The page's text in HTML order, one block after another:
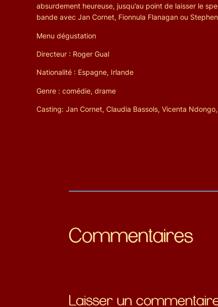
absurdement heureuse, jusqu’au point de laisser le
bande avec Jan Cornet, Fionnula Flanagan ou
Menu dégustation
Directeur : Roger Gual
Nationalité : Espagne, Irlande
Genre : comédie, drame
Casting: Jan Cornet, Claudia Bassols, Vicenta
Commentaires
Laisser un